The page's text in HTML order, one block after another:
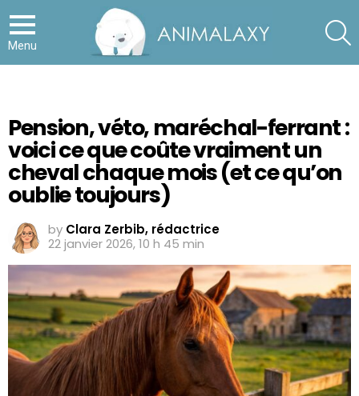
Menu
Pension, véto, maréchal-ferrant :
voici ce que coûte vraiment un
cheval chaque mois (et ce qu’on
oublie toujours)
by Clara Zerbib, rédactrice
22 janvier 2026, 10 h 45 min